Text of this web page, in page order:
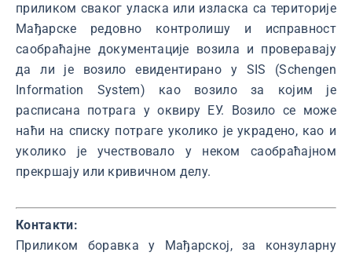
приликом сваког уласка или изласка са територије
Мађарске редовно контролишу и исправност
саобраћајне документације возила и проверавају
да ли је возило евидентирано у SIS (Schengen
Information System) као возило за којим је
расписана потрага у оквиру ЕУ. Возило се може
наћи на списку потраге уколико је украдено, као и
уколико је учествовало у неком саобраћајном
прекршају или кривичном делу.
Контакти:
Приликом боравка у Мађарској, за конзуларну